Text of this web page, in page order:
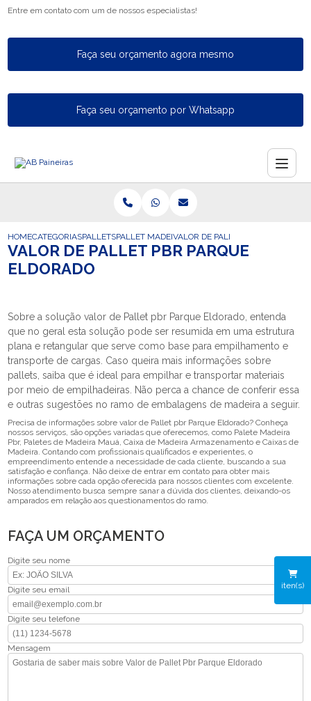
Entre em contato com um de nossos especialistas!
Faça seu orçamento agora mesmo
Faça seu orçamento por Whatsapp
iten(s)
HOMECATEGORIASPALLETSPALLET MADEIRA PEQUENOVALOR DE PALLET PBR PARQUE
VALOR DE PALLET PBR PARQUE
ELDORADO
Sobre a solução valor de Pallet pbr Parque Eldorado, entenda
que no geral esta solução pode ser resumida em uma estrutura
plana e retangular que serve como base para empilhamento e
transporte de cargas. Caso queira mais informações sobre
pallets, saiba que é ideal para empilhar e transportar materiais
por meio de empilhadeiras. Não perca a chance de conferir essa
e outras sugestões no ramo de embalagens de madeira a seguir.
Precisa de informações sobre valor de Pallet pbr Parque Eldorado? Conheça
nossos serviços, são opções variadas que oferecemos, como Palete Madeira
Pbr, Paletes de Madeira Mauá, Caixa de Madeira Armazenamento e Caixas de
Madeira. Contando com profissionais qualificados e experientes, o
empreendimento entende a necessidade de cada cliente, buscando a sua
satisfação e confiança. Não deixe de entrar em contato para obter mais
informações sobre cada opção oferecida para nossos clientes com excelente.
Nosso atendimento busca sempre sanar a dúvida dos clientes, deixando-os
amparados em relação aos questionamentos do ramo.
FAÇA UM ORÇAMENTO
Digite seu nome
Digite seu email
Digite seu telefone
Mensagem